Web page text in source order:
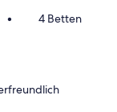
• 4 Betten